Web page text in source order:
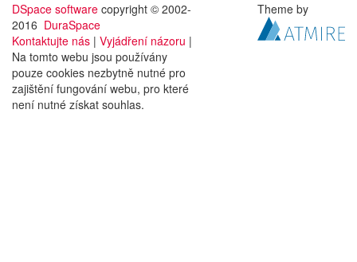
DSpace software copyright © 2002-
2016 DuraSpace
Kontaktujte nás | Vyjádření názoru |
Na tomto webu jsou používány
pouze cookies nezbytně nutné pro
zajištění fungování webu, pro které
není nutné získat souhlas.
Theme by